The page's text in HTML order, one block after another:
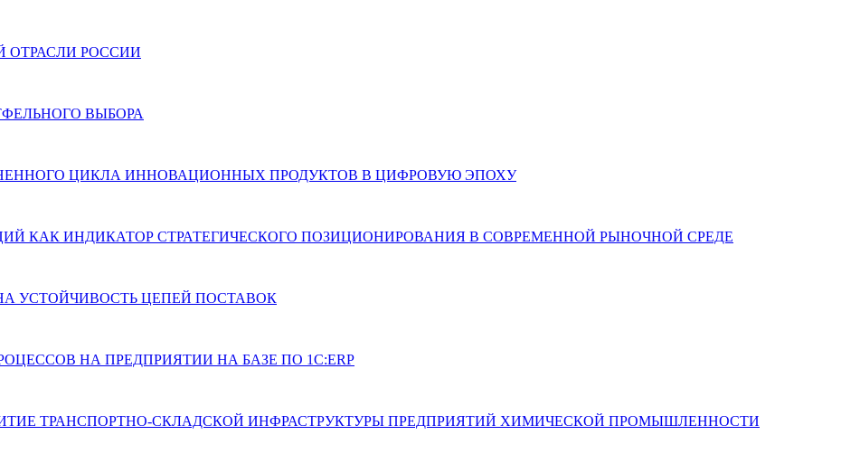
ОТРАСЛИ РОССИИ
ВЫБОРА
ЦИКЛА ИННОВАЦИОННЫХ ПРОДУКТОВ В ЦИФРОВУЮ ЭПОХУ
КАК ИНДИКАТОР СТРАТЕГИЧЕСКОГО ПОЗИЦИОНИРОВАНИЯ В СОВРЕМЕННОЙ РЫНОЧНОЙ СРЕДЕ
УСТОЙЧИВОСТЬ ЦЕПЕЙ ПОСТАВОК
НА ПРЕДПРИЯТИИ НА БАЗЕ ПО 1С:ERP
ТРАНСПОРТНО-СКЛАДСКОЙ ИНФРАСТРУКТУРЫ ПРЕДПРИЯТИЙ ХИМИЧЕСКОЙ ПРОМЫШЛЕННОСТИ